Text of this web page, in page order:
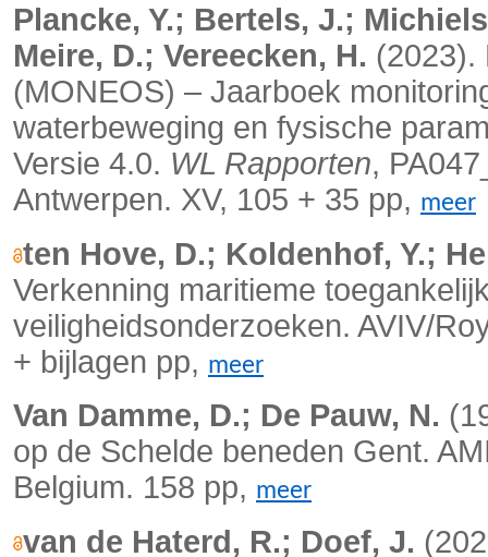
Plancke, Y.; Bertels, J.;
Meire, D.; Vereecken, H. (2023).
(MONEOS) – Jaarboek
waterbeweging en fysische
Versie 4.0. WL Rapporten,
Antwerpen. XV, 105 + 35 pp, meer
ten Hove, D.; Koldenhof, Y.;
Verkenning maritieme
veiligheidsonderzoeken. AVIV/
+ bijlagen pp, meer
Van Damme, D.; De Pauw, N.
op de Schelde beneden Gent.
Belgium. 158 pp, meer
van de Haterd, R.; Doef, J.